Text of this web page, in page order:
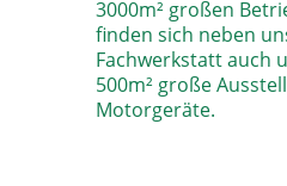
3000m² großen
finden sich neben
Fachwerkstatt auch
500m² große
Motorgeräte.